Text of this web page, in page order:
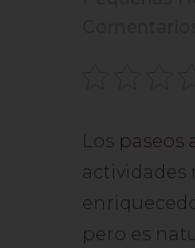
Los paseos
actividades
pero es